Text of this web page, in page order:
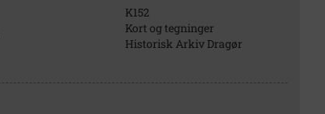
K152
Kort og tegninger
Historisk Arkiv Dragør